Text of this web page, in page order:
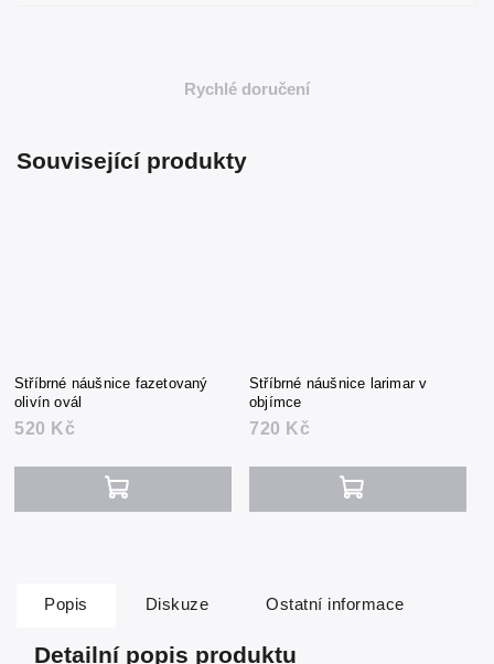
Rychlé doručení
Související produkty
Stříbrné náušnice fazetovaný
olivín ovál
520 Kč
Stříbrné náušnice larimar v
objímce
720 Kč
Popis Diskuze Ostatní informace
Detailní popis produktu